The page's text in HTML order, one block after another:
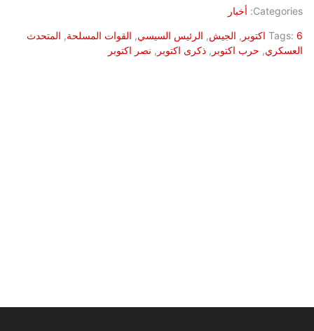
Categories: أخبار
Tags: 6 اكتوبر , الجيش, الرئيس السيسي, القوات المسلحة, المتحدث
العسكري, حرب اكتوبر , ذكرى اكتوبر , نصر اكتوبر